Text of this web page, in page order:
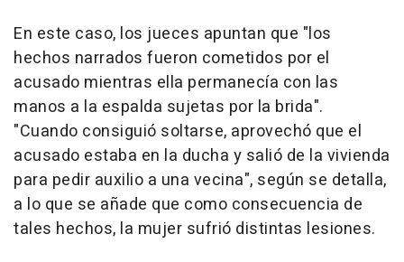
En este caso, los jueces apuntan que "los
hechos narrados fueron cometidos por el
acusado mientras ella permanecía con las
manos a la espalda sujetas por la brida".
"Cuando consiguió soltarse, aprovechó que el
acusado estaba en la ducha y salió de la vivienda
para pedir auxilio a una vecina", según se detalla,
a lo que se añade que como consecuencia de
tales hechos, la mujer sufrió distintas lesiones.